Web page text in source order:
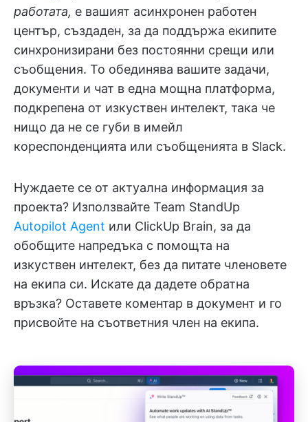
работата, е вашият асинхронен работен
център, създаден, за да поддържа екипите
синхронизирани без постоянни срещи или
съобщения. То обединява вашите задачи,
документи и чат в една мощна платформа,
подкрепена от изкуствен интелект, така че
нищо да не се губи в имейл
кореспонденцията или съобщенията в Slack.
Нуждаете се от актуална информация за
проекта? Използвайте Team StandUp
Autopilot Agent или ClickUp Brain, за да
обобщите напредъка с помощта на
изкуствен интелект, без да питате членовете
на екипа си. Искате да дадете обратна
връзка? Оставете коментар в документ и го
присвойте на съответния член на екипа.